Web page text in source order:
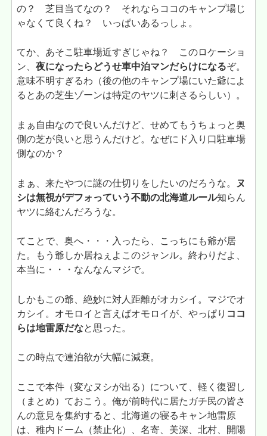
の？ 芝目当てなの？ それならココのキャンプ場じ
ゃなくて良くね？ いっぱいあるっしょ。
てか、あそこ駐車場近すぎじゃね？ このロケーショ
ン、夜になったらどうせ車中泊マンだらけになるぞ。
意味不明すぎるわ（後の他のキャンプ場にいた爺によ
るとあの芝生ゾーンは特定のヤツに刺さるらしい）。
まぁ自由なので良いんだけど、せめてもうちょっと奥
側の芝が良いと思うんだけど。なぜにド入り口駐車場
側なのか？
まぁ、来たやつに謎の仕切りをしたいのだろうな。
ヌ
シは無視がデフォっていう不動の北海道ルール知らん
ヤツに絡むんだろうな。
てことで、奥へ・・・入ったら、こっちにも爺が居
た。もう爺しか居ねぇよこのジャンル。終わりだよ、
本当に・・・なんなんマジで。
しかもこの爺、絶妙に対人距離がオカシイ。マジでオ
カシイ。オモロイと言えばオモロイが、やっぱり ココ
らは地雷原だなと思った。
この時点で連泊欲が大幅に減衰。
ここで本件（変なヌシが出る）について、軽く復習し
（まとめ）ておこう。俺が前時代に居たガチ民の皆さ
んの意見を集約すると、北海道の寝るキャン地雷原
は、稚内ドーム（禁止化）、名寄、美深、北村、開陽